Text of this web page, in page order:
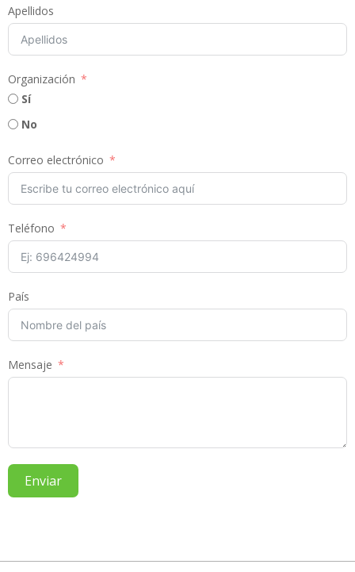
Apellidos
Organización
Sí
No
Correo electrónico
Teléfono
País
Mensaje
Enviar